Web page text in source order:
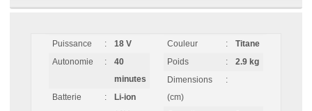
Puissance :
18 V
Autonomie
:
40
minutes
Batterie
:
Li-ion
Couleur :
Titane
Poids
:
2.9 kg
Dimensions
(cm)
: